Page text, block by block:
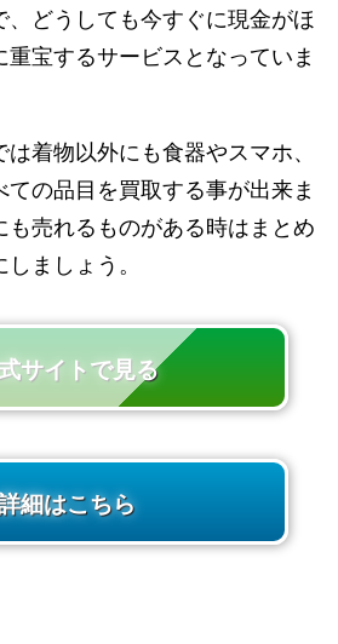
、どうしても今すぐに現金がほ
重宝するサービスとなっていま
着物以外にも食器やスマホ、
ての品目を買取する事が出来ま
も売れるものがある時はまとめ
ましょう。
サイトで見る
細はこちら